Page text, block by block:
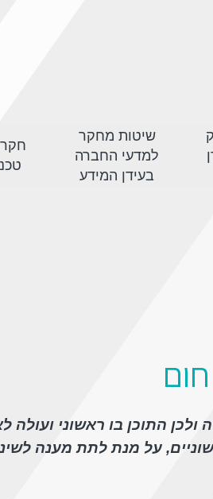
שיטות מחקר
למדעי החברה
בעידן המידע
חקר
ולכן התוכן בו ראשוני
על מנת לתת מענה